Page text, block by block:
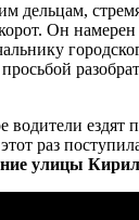
дельцам,
Он намерен
ездят
раз
улицы